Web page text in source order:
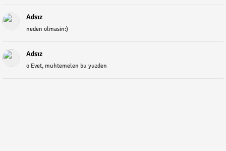
Adsız
neden olmasin:)
Adsız
o Evet, muhtemelen bu yuzden